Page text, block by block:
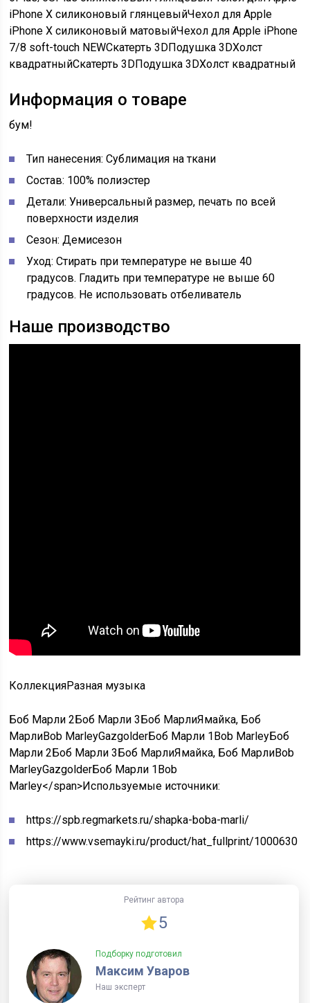
iPhone X силиконовый глянцевыйЧехол для Apple
iPhone X силиконовый матовыйЧехол для Apple iPhone
7/8 soft-touch NEWСкатерть 3DПодушка 3DХолст
квадратныйСкатерть 3DПодушка 3DХолст квадратный
Информация о товаре
бум!
Тип нанесения: Сублимация на ткани
Состав: 100% полиэстер
Детали: Универсальный размер, печать по всей
поверхности изделия
Сезон: Демисезон
Уход: Стирать при температуре не выше 40
градусов. Гладить при температуре не выше 60
градусов. Не использовать отбеливатель
Наше производство
КоллекцияРазная музыка
Боб Марли 2Боб Марли 3Боб МарлиЯмайка, Боб
МарлиBob MarleyGazgolderБоб Марли 1Bob MarleyБоб
Марли 2Боб Марли 3Боб МарлиЯмайка, Боб МарлиBob
MarleyGazgolderБоб Марли 1Bob
Marley</span>Используемые источники:
https://spb.regmarkets.ru/shapka-boba-marli/
https://www.vsemayki.ru/product/hat_fullprint/1000630
Рейтинг автора
5
Подборку подготовил
Максим Уваров
Наш эксперт